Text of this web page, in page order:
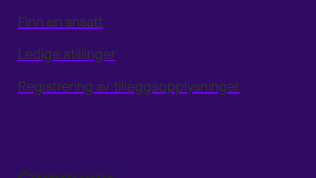
Finn en ansatt
Ledige stillinger
Registrering av tilleggsopplysninger